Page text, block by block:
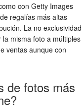
con Getty Images
regalías más altas
La no exclusividad
misma foto a múltiples
ventas aunque con
de fotos más